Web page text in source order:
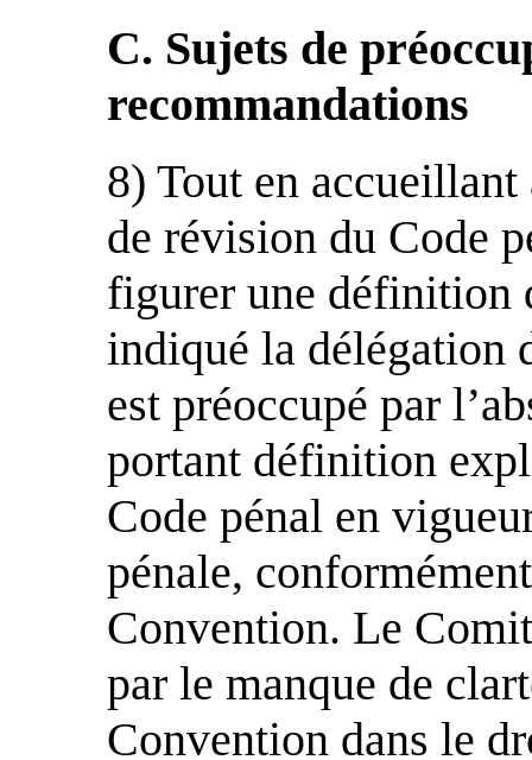
C. Sujets de
recommandations
8) Tout en
de révision du Code
figurer une définition
indiqué la délégation
est préoccupé par
portant définition
Code pénal en
pénale,
Convention. Le
par le manque de
Convention dans le